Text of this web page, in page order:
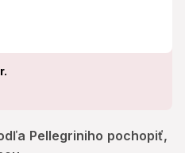
Pellegriniho pochopiť,